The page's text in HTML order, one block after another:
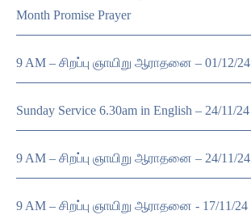
Month Promise Prayer
9 AM – சிறப்பு ஞாயிறு ஆராதனை – 01/12/24
Sunday Service 6.30am in English – 24/11/24
9 AM – சிறப்பு ஞாயிறு ஆராதனை – 24/11/24
9 AM – சிறப்பு ஞாயிறு ஆராதனை - 17/11/24